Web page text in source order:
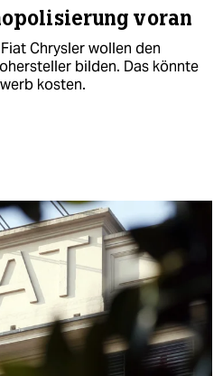
voran
Chrysler wollen den
bilden. Das könnte
kosten.